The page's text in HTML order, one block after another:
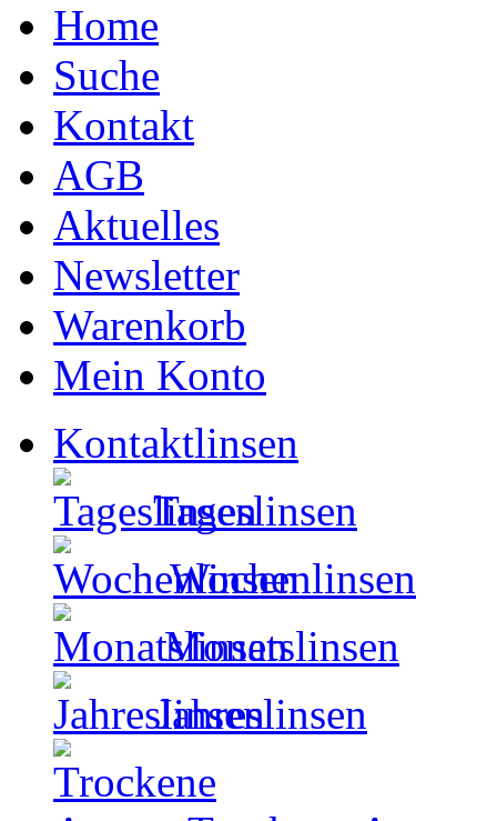
Home
Suche
Kontakt
AGB
Aktuelles
Newsletter
Warenkorb
Mein Konto
Kontaktlinsen
Tageslinsen
Wochenlinsen
Monatslinsen
Jahreslinsen